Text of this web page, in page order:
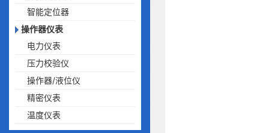
智能定位器
操作器仪表
电力仪表
压力校验仪
操作器/液位仪
精密仪表
温度仪表